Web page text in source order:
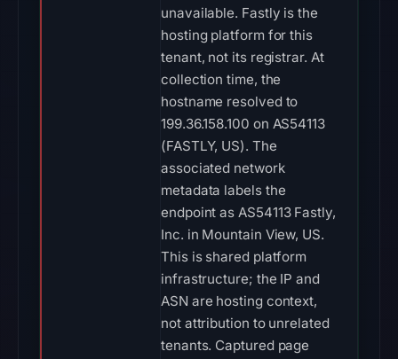
unavailable. Fastly is the
hosting platform for this
tenant, not its registrar. At
collection time, the
hostname resolved to
199.36.158.100 on AS54113
(FASTLY, US). The
associated network
metadata labels the
endpoint as AS54113 Fastly,
Inc. in Mountain View, US.
This is shared platform
infrastructure; the IP and
ASN are hosting context,
not attribution to unrelated
tenants. Captured page